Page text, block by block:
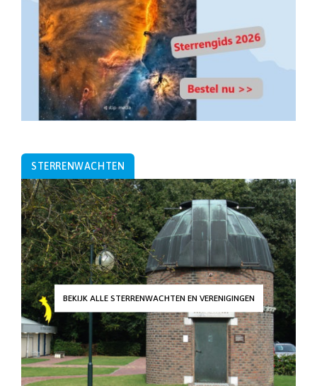
STERRENWACHTEN
BEKIJK ALLE STERRENWACHTEN EN VERENIGINGEN